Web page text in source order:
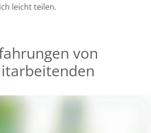
leicht teilen.
von